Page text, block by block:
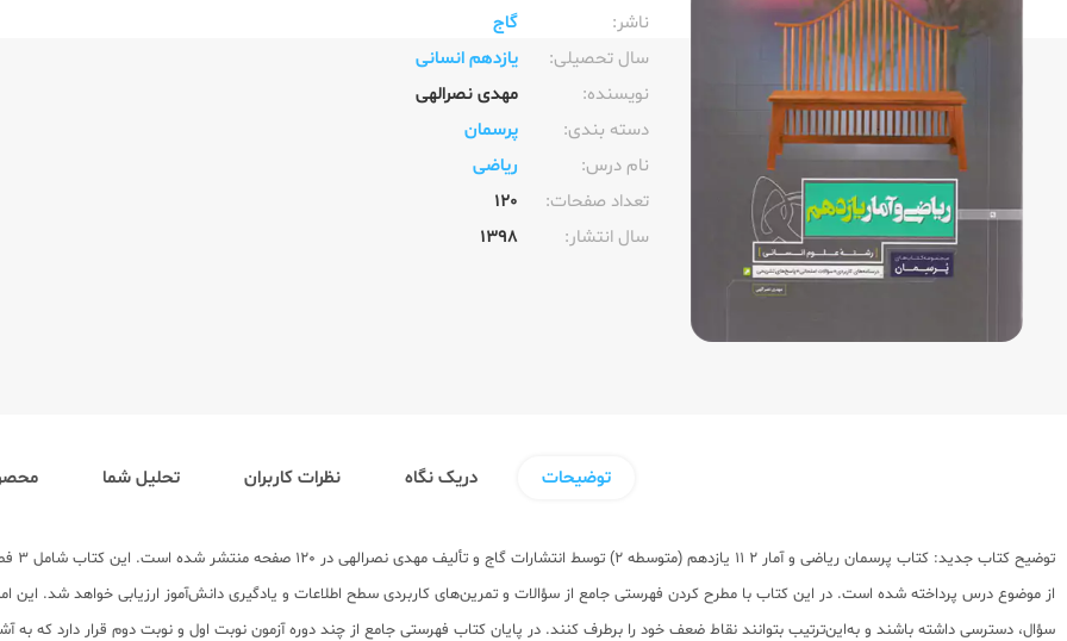
ناشر:‌
گاج
سال تحصیلی:‌
یازدهم انسانی
نویسنده:‌
مهدی نصرالهی
دسته بندی:
پرسمان
نام درس:
ریاضی
تعداد صفحات:‌
120
سال انتشار:‌
1398
توضیحات دریک نگاه نظرات کاربران تحلیل شما
از موضوع درس پرداخته شده است. در این کتاب با مطرح کردن فهرستی جامع از سؤالات و تمرین‌های کاربردی سطح اطلاعات و یادگیری دانش‌آموز ارزیابی خواهد شد. این
سؤال، دسترسی داشته باشند و به‌این‌ترتیب بتوانند نقاط ضعف خود را برطرف کنند. در پایان کتاب فهرستی جامع از چند دوره آزمون نوبت اول و نوبت دوم قرار دارد که به